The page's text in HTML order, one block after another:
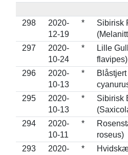
298
2020-
12-19
*
Sibirisk
297
2020-
10-24
*
Lille
flavipes)
296
2020-
10-13
*
295
2020-
10-13
*
Sibirisk
294
2020-
10-11
*
roseus)
293
2020-
*